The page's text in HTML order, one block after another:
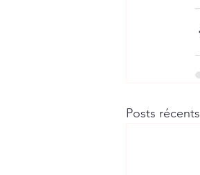
Posts récents